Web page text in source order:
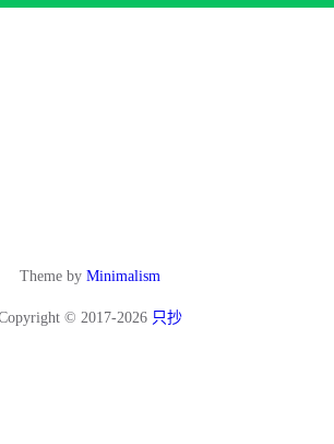
Theme by Minimalism
© 2017-2026 只抄